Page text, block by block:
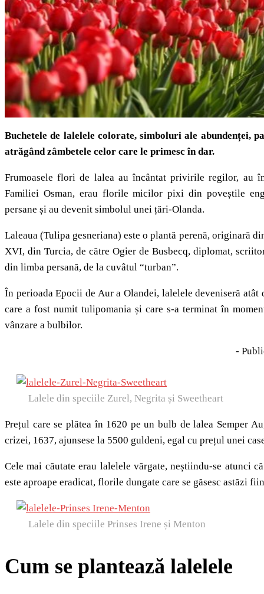
Buchetele de lalelele colorate, simboluri ale
atrăgând zâmbetele celor care le primesc în dar.
Frumoasele flori de lalea au încântat privirile regilor, au
Familiei Osman, erau florile micilor pixi din poveștile
persane și au devenit simbolul unei țări-Olanda.
Laleaua (Tulipa gesneriana) este o plantă perenă, originară
XVI, din Turcia, de către Ogier de Busbecq, diplomat,
din limba persană, de la cuvâtul “turban”.
În perioada Epocii de Aur a Olandei, lalelele deveniseră
care a fost numit tulipomania și care s-a terminat în
vânzare a bulbilor.
-
Lalele din speciile Zurel, Negrita și Sweetheart
Prețul care se plătea în 1620 pe un bulb de lalea Semper
crizei, 1637, ajunsese la 5500 guldeni, egal cu prețul unei
Cele mai căutate erau lalelele vărgate, neștiindu-se atunci
este aproape eradicat, florile dungate care se găsesc astăzi
Lalele din speciile Prinses Irene și Menton
Cum se plantează lalelele